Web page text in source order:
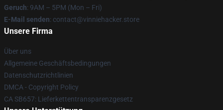
Geruch: 9AM – 5PM (Mon – Fri)
E-Mail senden: contact@vinniehacker.store
Unsere Firma
Über uns
Allgemeine Geschäftsbedingungen
Datenschutzrichtlinien
DMCA - Copyright Policy
CA SB657: Lieferkettentransparenzgesetz